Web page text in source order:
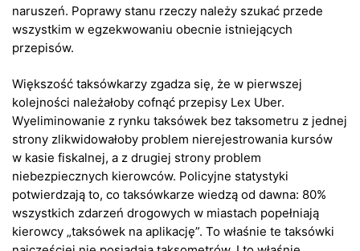
naruszeń. Poprawy stanu rzeczy należy szukać przede
wszystkim w egzekwowaniu obecnie istniejących
przepisów.
Większość taksówkarzy zgadza się, że w pierwszej
kolejności należałoby cofnąć przepisy Lex Uber.
Wyeliminowanie z rynku taksówek bez taksometru z jednej
strony zlikwidowałoby problem nierejestrowania kursów
w kasie fiskalnej, a z drugiej strony problem
niebezpiecznych kierowców. Policyjne statystyki
potwierdzają to, co taksówkarze wiedzą od dawna: 80%
wszystkich zdarzeń drogowych w miastach popełniają
kierowcy „taksówek na aplikację”. To właśnie te taksówki